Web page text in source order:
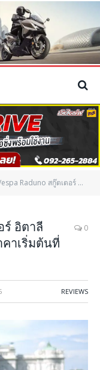
สกู๊ตเตอร์ อิตาลี เวอร์ชั่นไทยโดยเฉพาะ กับราคาเริ่มต้นที่จับต้องง่ายขึ้น
ร์ อิตาลี
คาเริ่มต้นที่
0
REVIEWS